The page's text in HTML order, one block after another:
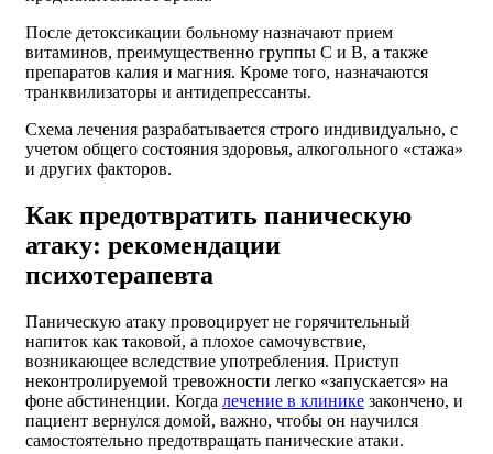
После детоксикации больному назначают прием
витаминов, преимущественно группы С и В, а также
препаратов калия и магния. Кроме того, назначаются
транквилизаторы и антидепрессанты.
Схема лечения разрабатывается строго индивидуально, с
учетом общего состояния здоровья, алкогольного «стажа»
и других факторов.
Как предотвратить паническую
атаку: рекомендации
психотерапевта
Паническую атаку провоцирует не горячительный
напиток как таковой, а плохое самочувствие,
возникающее вследствие употребления. Приступ
неконтролируемой тревожности легко «запускается» на
фоне абстиненции. Когда лечение в клинике закончено, и
пациент вернулся домой, важно, чтобы он научился
самостоятельно предотвращать панические атаки.